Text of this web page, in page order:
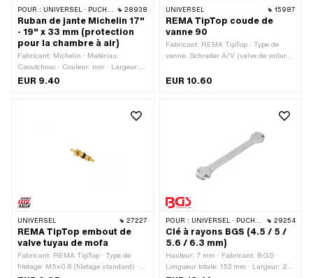
POUR : UNIVERSEL · PUCH · SACHS · PONY / CILO (BÊTA 521 & 512) · PIAGGIO · ZÜNDAPP BELMONDO · BYE BIKE 28938
Ruban de jante Michelin 17"
- 19" x 33 mm (protection
pour la chambre à air)
Fabricant: Michelin · Matériau:
Caoutchouc · Couleur: noir · Largeur:
33 mm · Taille des roues: 17 - 19 "
EUR 9.40
UNIVERSEL 15987
REMA TipTop coude de
vanne 90
Fabricant: REMA TipTop · Type de
vanne: Schrader A/V (valve de voiture
(8x0.794 mm)
EUR 10.60
UNIVERSEL 27227
REMA TipTop embout de
valve tuyau de mofa
Fabricant: REMA TipTop · Type de
filetage: M5x0.8 (filetage standard) ·
POUR : UNIVERSEL · PUCH · SACHS · PIAGGIO · ZÜNDAPP BELMONDO · SOLEX · TOMOS · BYE BIKE · ALPA CHOPPER / TURBO · CILO · DKW · FANTIC · GARELLI · HONDA · HERCULES · ILO / JLO · KREIDLER · MALAGUTI · MBK / MOTOBÉCANE · MIELE · --- S'IL VOUS PLAÎT UTILISER --- · MONARK · PEUGEOT · VICTORIA · YAMAHA · ZÜNDAPP · FRANCO MORINI 29254
Clé à rayons BGS (4.5 / 5 /
5.6 / 6.3 mm)
Hauteur: 7 mm · Fabricant: BGS ·
Longueur totale: 153 mm · Largeur: 27